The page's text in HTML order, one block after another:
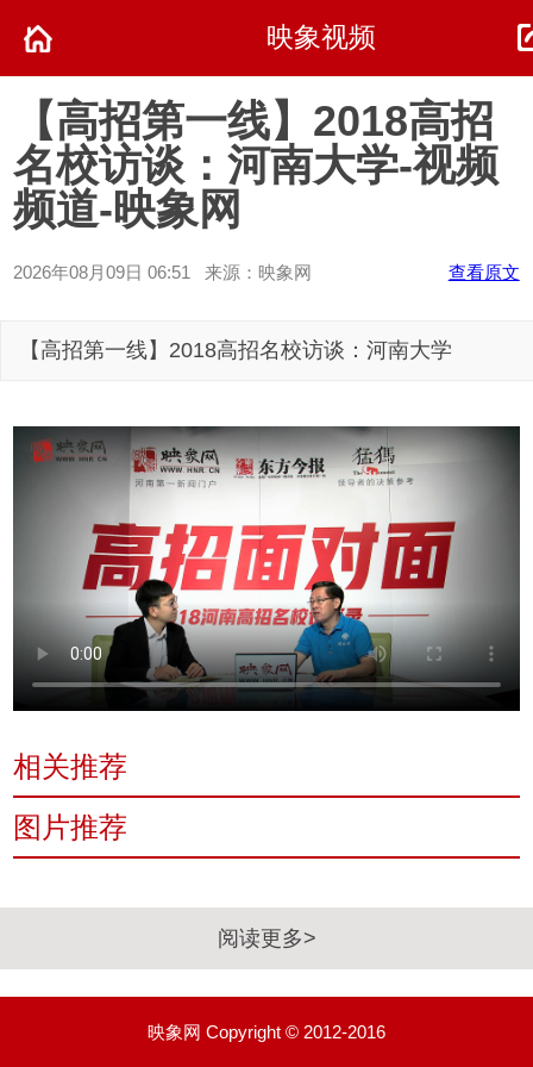
映象视频
【高招第一线】2018高招
名校访谈：河南大学-视频
频道-映象网
2026年08月09日 06:51 来源：映象网 查看原文
【高招第一线】2018高招名校访谈：河南大学
相关推荐
图片推荐
阅读更多>
映象网 Copyright © 2012-2016